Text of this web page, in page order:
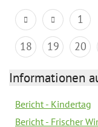
1
18
19 20
Informationen
Bericht - Kindertag
Bericht - Frischer